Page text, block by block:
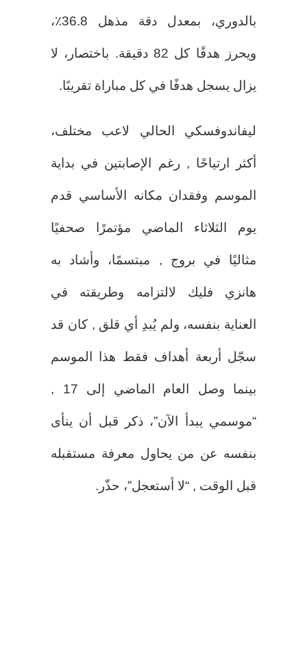
بالدوري، بمعدل دقة مذهل 36.8٪،
ويحرز هدفًا كل 82 دقيقة. باختصار، لا
يزال يسجل هدفًا في كل مباراة تقريبًا.
ليفاندوفسكي الحالي لاعب مختلف،
أكثر ارتياحًا , رغم الإصابتين في بداية
الموسم وفقدان مكانه الأساسي قدم
يوم الثلاثاء الماضي مؤتمرًا صحفيًا
مثاليًا في بروج , مبتسمًا، وأشاد به
هانزي فليك لالتزامه وطريقته في
العناية بنفسه، ولم يُبدِ أي قلق , كان قد
سجّل أربعة أهداف فقط هذا الموسم
بينما وصل العام الماضي إلى 17 ,
“موسمي يبدأ الآن”، ذكر قبل أن ينأى
بنفسه عن من يحاول معرفة مستقبله
قبل الوقت , “لا أستعجل”، حذّر.